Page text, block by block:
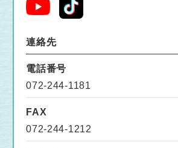
連絡先
電話番号
072-244-1181
FAX
072-244-1212